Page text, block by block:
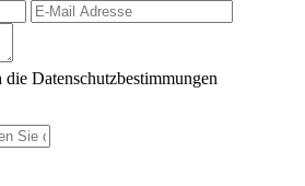
Datenschutzbestimmungen